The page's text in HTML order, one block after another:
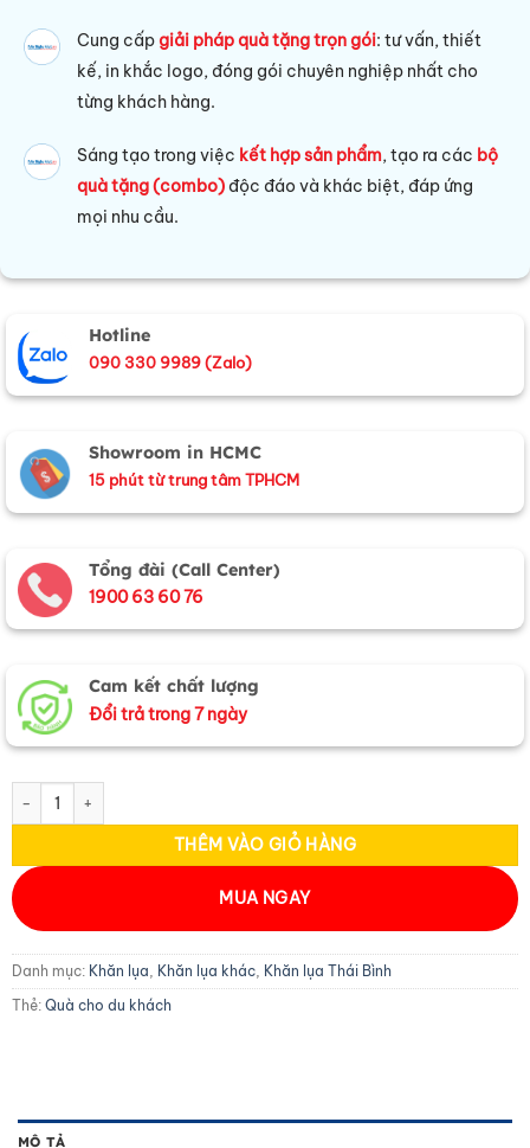
Cung cấpgiải pháp quà tặng trọn gói: tư vấn, thiết
kế, in khắc logo, đóng gói chuyên nghiệp nhất cho
từng khách hàng.
Sáng tạo trong việc kết hợp sản phẩm, tạo ra các bộ
quà tặng (combo) độc đáo và khác biệt, đáp ứng
mọi nhu cầu.
Hotline
090 330 9989 (Zalo)
Showroom in HCMC
15 phút từ trung tâm TPHCM
Tổng đài (Call Center)
1900 63 60 76
Cam kết chất lượng
Đổi trả trong 7 ngày
Khăn lụa tơ tằm 100% silk họa tiết hoa sen vẽ tay KLNC79212/4 -
THÊM VÀO GIỎ HÀNG
MUA NGAY
Danh mục: Khăn lụa, Khăn lụa khác, Khăn lụa Thái Bình
Thẻ: Quà cho du khách
MÔ TẢ